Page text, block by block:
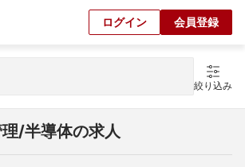
ログイン 会員登録
絞り込み
/半導体の求人